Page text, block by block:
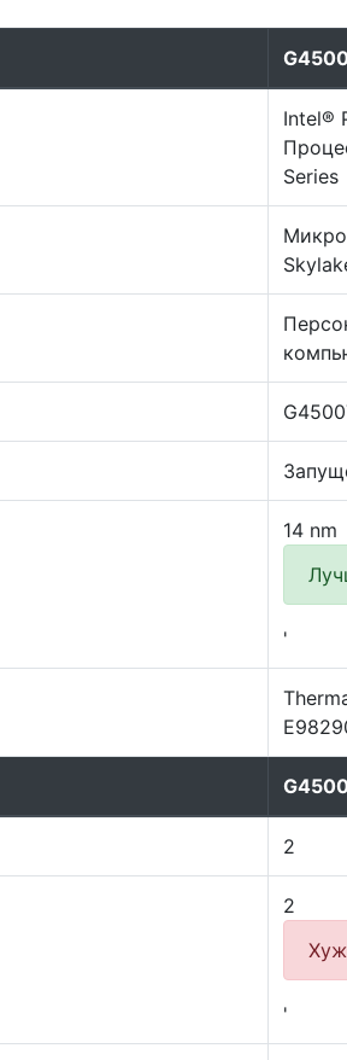
Intel®
Series
14 nm
'
2
2
'